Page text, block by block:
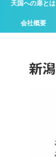
天国への扉とは
会社概要
新